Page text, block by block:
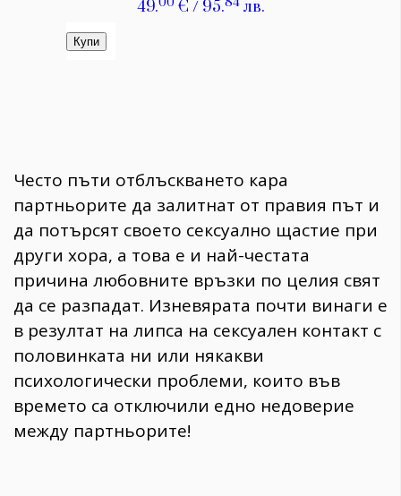
Често пъти отблъскването кара
партньорите да залитнат от правия път и
да потърсят своето сексуално щастие при
други хора, а това е и най-честата
причина любовните връзки по целия свят
да се разпадат. Изневярата почти винаги е
в резултат на липса на сексуален контакт с
половинката ни или някакви
психологически проблеми, които във
времето са отключили едно недоверие
между партньорите!